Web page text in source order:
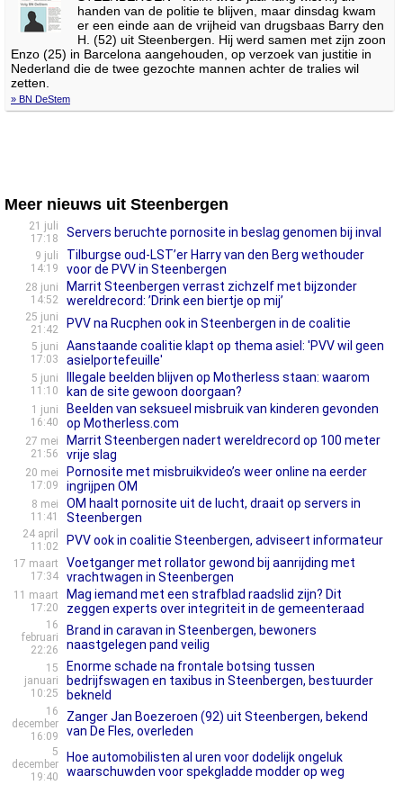
handen van de politie te blijven, maar dinsdag kwam
er een einde aan de vrijheid van drugsbaas Barry den
H. (52) uit Steenbergen. Hij werd samen met zijn zoon
Enzo (25) in Barcelona aangehouden, op verzoek van justitie in
Nederland die de twee gezochte mannen achter de tralies wil
zetten.
» BN DeStem
Meer nieuws uit Steenbergen
21 juli
17:18
Servers beruchte pornosite in beslag genomen bij inval
9 juli
14:19
Tilburgse oud-LST’er Harry van den Berg wethouder
voor de PVV in Steenbergen
28 juni
14:52
Marrit Steenbergen verrast zichzelf met bijzonder
wereldrecord: ’Drink een biertje op mij’
25 juni
21:42
PVV na Rucphen ook in Steenbergen in de coalitie
5 juni
17:03
Aanstaande coalitie klapt op thema asiel: 'PVV wil geen
asielportefeuille'
5 juni
11:10
Illegale beelden blijven op Motherless staan: waarom
kan de site gewoon doorgaan?
1 juni
16:40
Beelden van seksueel misbruik van kinderen gevonden
op Motherless.com
27 mei
21:56
Marrit Steenbergen nadert wereldrecord op 100 meter
vrije slag
20 mei
17:09
Pornosite met misbruikvideo’s weer online na eerder
ingrijpen OM
8 mei
11:41
OM haalt pornosite uit de lucht, draait op servers in
Steenbergen
24 april
11:02
PVV ook in coalitie Steenbergen, adviseert informateur
17 maart
17:34
Voetganger met rollator gewond bij aanrijding met
vrachtwagen in Steenbergen
11 maart
17:20
Mag iemand met een strafblad raadslid zijn? Dit
zeggen experts over integriteit in de gemeenteraad
16
februari
22:26
Brand in caravan in Steenbergen, bewoners
naastgelegen pand veilig
15
januari
10:25
Enorme schade na frontale botsing tussen
bedrijfswagen en taxibus in Steenbergen, bestuurder
bekneld
16
december
16:09
Zanger Jan Boezeroen (92) uit Steenbergen, bekend
van De Fles, overleden
5
december
19:40
Hoe automobi­lis­ten al uren voor dodelijk ongeluk
waarschuw­den voor spekgladde modder op weg